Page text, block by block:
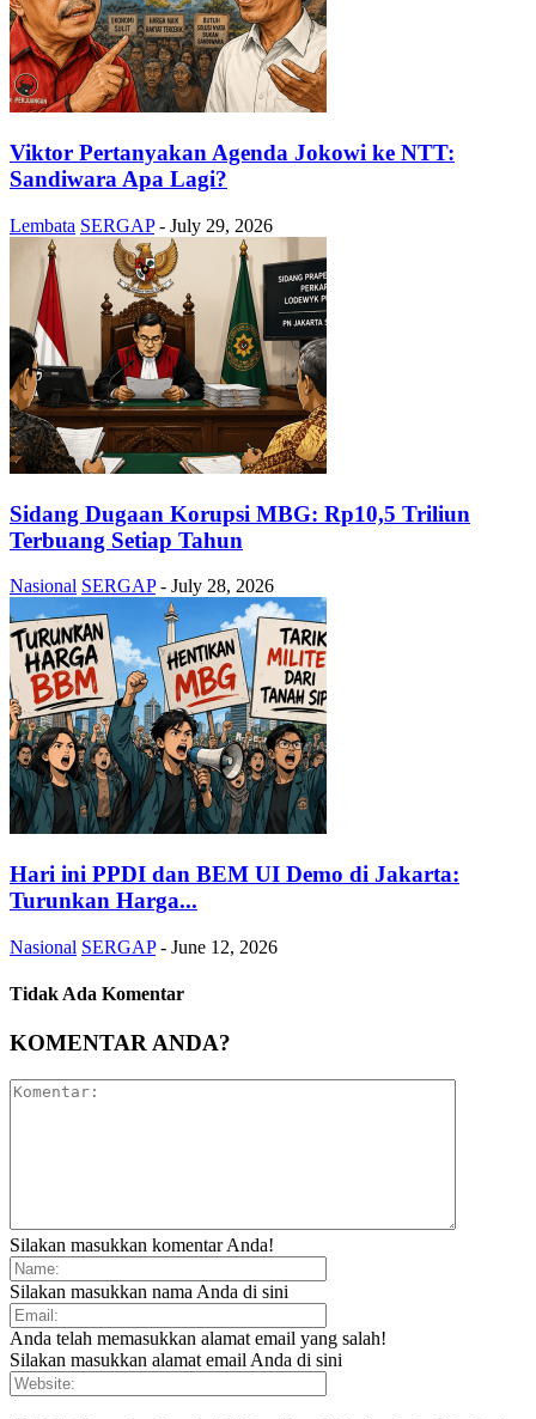
Viktor Pertanyakan Agenda Jokowi ke NTT:
Sandiwara Apa Lagi?
Lembata SERGAP - July 29, 2026
Sidang Dugaan Korupsi MBG: Rp10,5 Triliun
Terbuang Setiap Tahun
Nasional SERGAP - July 28, 2026
Hari ini PPDI dan BEM UI Demo di Jakarta:
Turunkan Harga...
Nasional SERGAP - June 12, 2026
Tidak Ada Komentar
KOMENTAR ANDA?
Silakan masukkan komentar Anda!
Silakan masukkan nama Anda di sini
Anda telah memasukkan alamat email yang salah!
Silakan masukkan alamat email Anda di sini